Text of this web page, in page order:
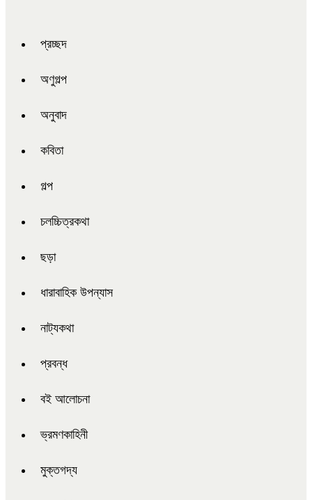
প্রচ্ছদ
অণুগল্প
অনুবাদ
কবিতা
গল্প
চলচ্চিত্রকথা
ছড়া
ধারাবাহিক উপন্যাস
নাট্যকথা
প্রবন্ধ
বই আলোচনা
ভ্রমণকাহিনী
মুক্তগদ্য